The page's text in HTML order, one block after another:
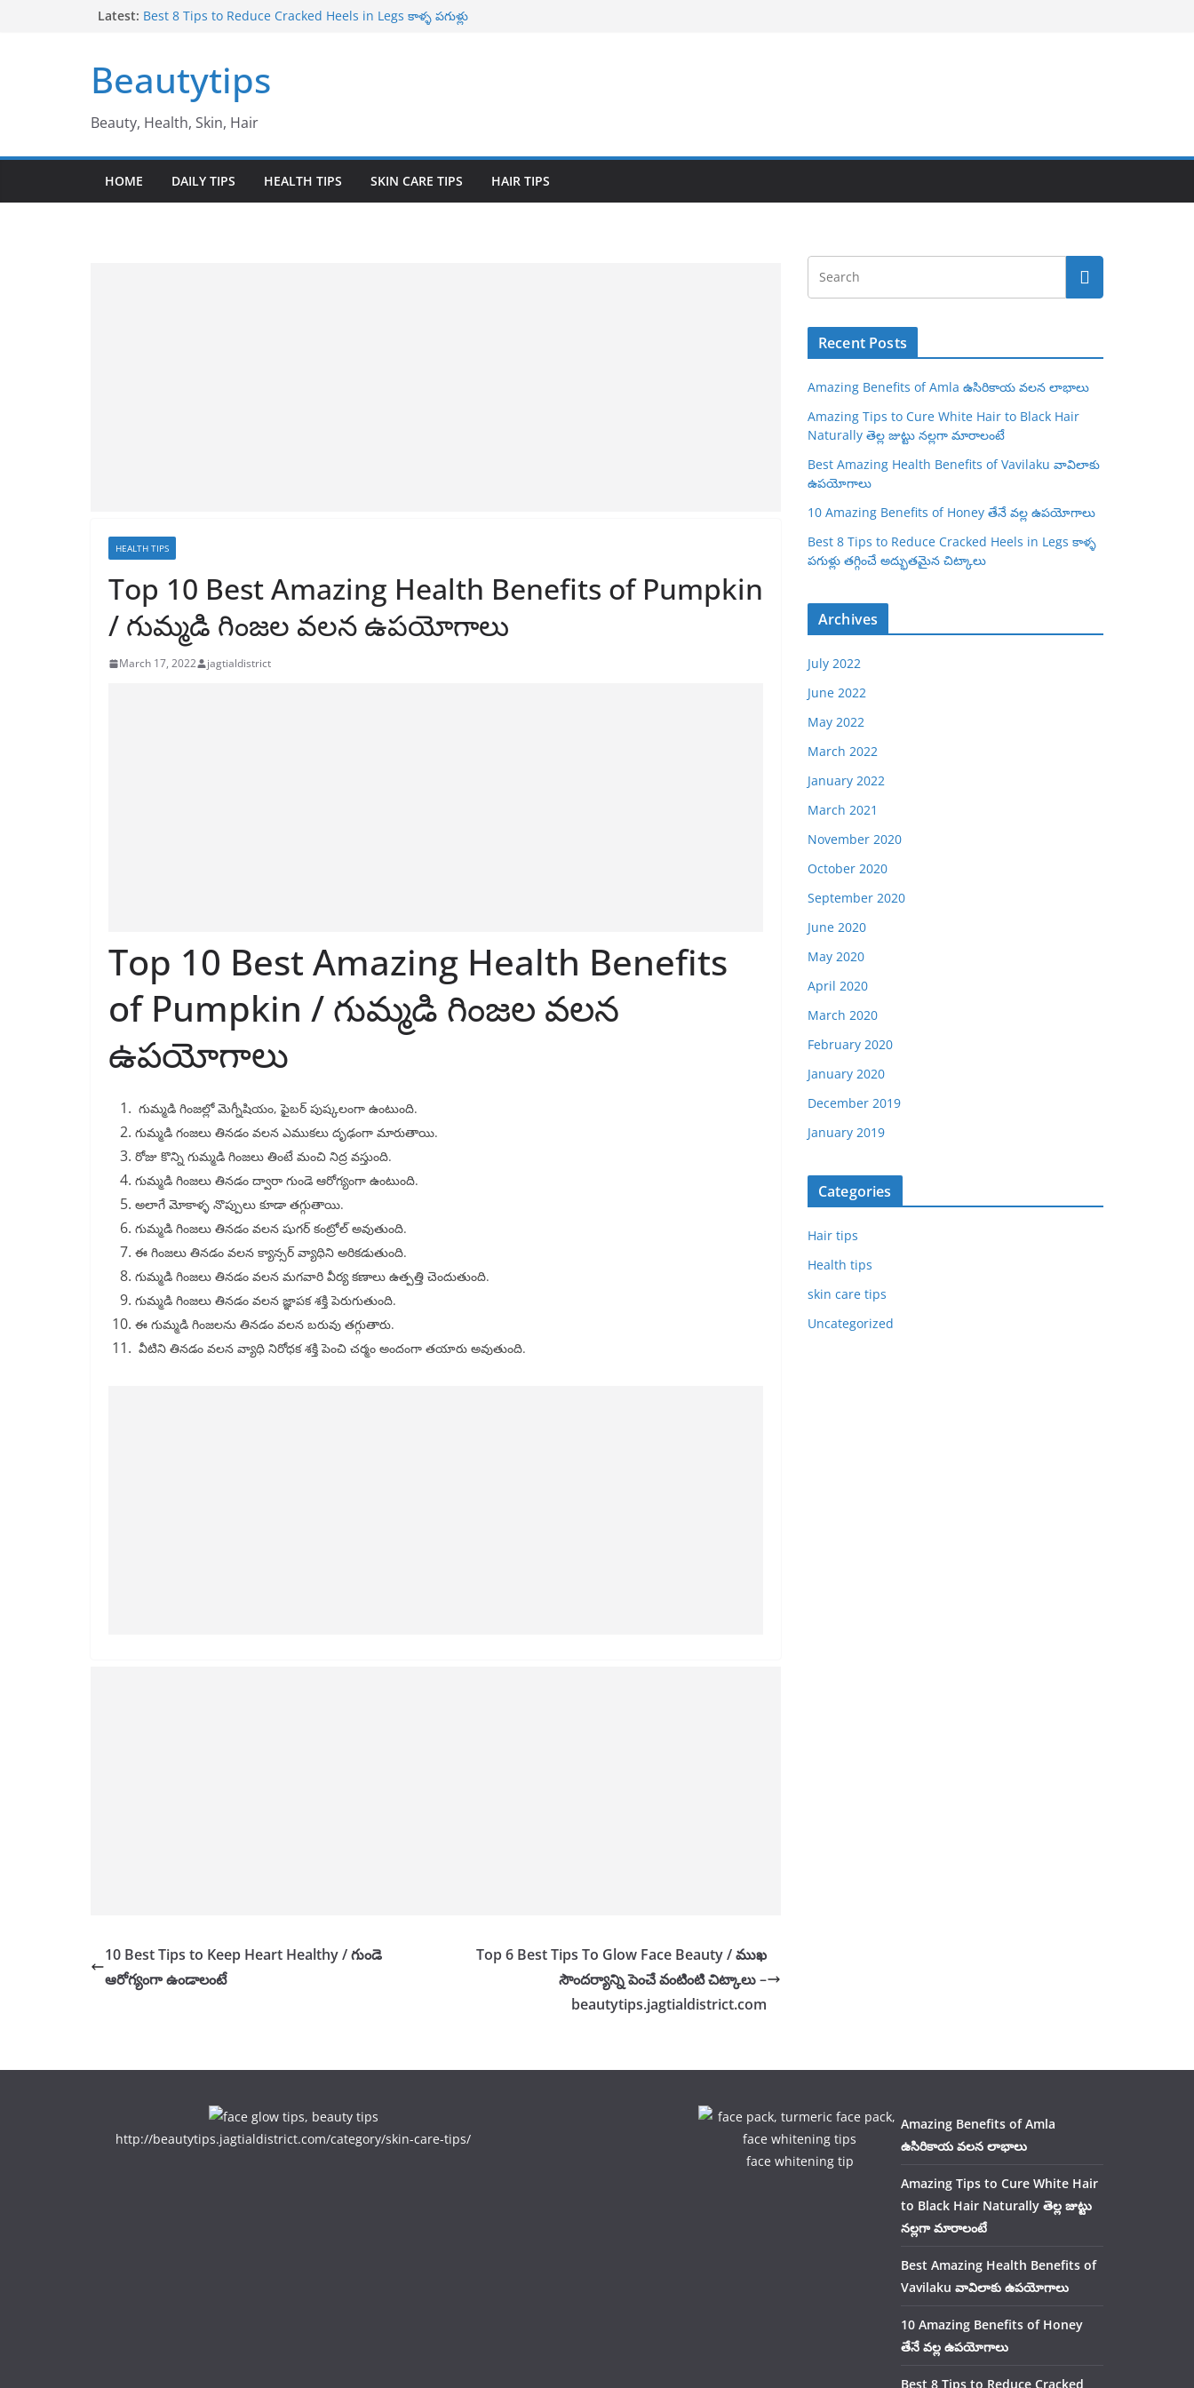
Latest: Best 8 Tips to Reduce Cracked Heels in Legs కాళ్ళ పగుళ్లు
Amazing Tips to Cure White Hair to Black Hair Naturally తెల్ల
జుట్టు నల్లగా మారాలంటే
Best Amazing Health Benefits of Vavilaku వావిలాకు
ఉపయోగాలు
Beautytips
Beauty, Health, Skin, Hair
HOME DAILY TIPS HEALTH TIPS SKIN CARE TIPS HAIR TIPS
HEALTH TIPS
Top 10 Best Amazing Health Benefits of Pumpkin
/ గుమ్మడి గింజల వలన ఉపయోగాలు
March 17, 2022 jagtialdistrict
Top 10 Best Amazing Health Benefits
of Pumpkin / గుమ్మడి గింజల వలన
ఉపయోగాలు
గుమ్మడి గింజల్లో మెగ్నీషియం, ఫైబర్ పుష్కలంగా ఉంటుంది.
గుమ్మడి గంజలు తినడం వలన ఎముకలు దృఢంగా మారుతాయి.
రోజు కొన్ని గుమ్మడి గింజలు తింటే మంచి నిద్ర వస్తుంది.
గుమ్మడి గింజలు తినడం ద్వారా గుండె ఆరోగ్యంగా ఉంటుంది.
అలాగే మోకాళ్ళ నొప్పులు కూడా తగ్గుతాయి.
గుమ్మడి గింజలు తినడం వలన షుగర్ కంట్రోల్ అవుతుంది.
ఈ గింజలు తినడం వలన క్యాన్సర్ వ్యాధిని అరికడుతుంది.
గుమ్మడి గింజలు తినడం వలన మగవారి వీర్య కణాలు ఉత్పత్తి చెందుతుంది.
గుమ్మడి గింజలు తినడం వలన జ్ఞాపక శక్తి పెరుగుతుంది.
ఈ గుమ్మడి గింజలను తినడం వలన బరువు తగ్గుతారు.
వీటిని తినడం వలన వ్యాధి నిరోధక శక్తి పెంచి చర్మం అందంగా తయారు అవుతుంది.
10 Best Tips to Keep Heart Healthy / గుండె
ఆరోగ్యంగా ఉండాలంటే
Top 6 Best Tips To Glow Face Beauty / ముఖ
సౌందర్యాన్ని పెంచే వంటింటి చిట్కాలు –
beautytips.jagtialdistrict.com
Recent Posts
Amazing Benefits of Amla ఉసిరికాయ వలన లాభాలు
Amazing Tips to Cure White Hair to Black Hair
Naturally తెల్ల జుట్టు నల్లగా మారాలంటే
Best Amazing Health Benefits of Vavilaku వావిలాకు
ఉపయోగాలు
10 Amazing Benefits of Honey తేనే వల్ల ఉపయోగాలు
Best 8 Tips to Reduce Cracked Heels in Legs కాళ్ళ
పగుళ్లు తగ్గించే అద్భుతమైన చిట్కాలు
Archives
July 2022
June 2022
May 2022
March 2022
January 2022
March 2021
November 2020
October 2020
September 2020
June 2020
May 2020
April 2020
March 2020
February 2020
January 2020
December 2019
January 2019
Categories
Hair tips
Health tips
skin care tips
Uncategorized
http://beautytips.jagtialdistrict.com/category/skin-care-tips/
face whitening tip
Amazing Benefits of Amla
ఉసిరికాయ వలన లాభాలు
Amazing Tips to Cure White Hair
to Black Hair Naturally తెల్ల జుట్టు
నల్లగా మారాలంటే
Best Amazing Health Benefits of
Vavilaku వావిలాకు ఉపయోగాలు
10 Amazing Benefits of Honey
తేనే వల్ల ఉపయోగాలు
Best 8 Tips to Reduce Cracked